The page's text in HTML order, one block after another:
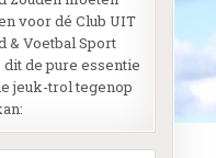
voor dé Club UIT
& Voetbal Sport
de pure essentie
jeuk-trol tegenop